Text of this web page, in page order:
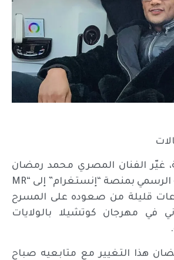
غيّر الفنان المصري محمد رمضان
اسمه على حسابه الرسمي بمنصة “إنستغرام” إلى “MR
قليلة من صعوده على المسرح
في مهرجان كوتشيلا بالولايات
هذا التغيير مع متابعيه صباح